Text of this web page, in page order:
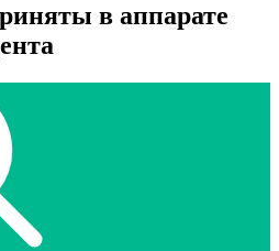
в аппарате